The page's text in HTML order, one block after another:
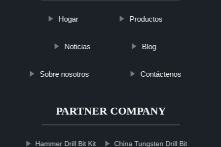
Hogar Productos
Noticias Blog
Sobre nosotros Contáctenos
PARTNER COMPANY
Hammer Drill Bit Kit China Tungsten Drill Bit